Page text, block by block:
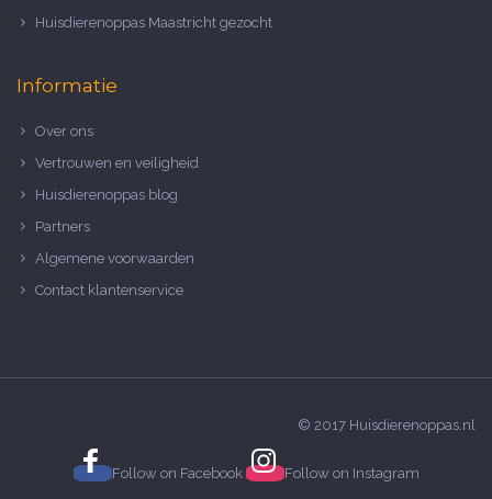
Huisdierenoppas Maastricht gezocht
Informatie
Over ons
Vertrouwen en veiligheid
Huisdierenoppas blog
Partners
Algemene voorwaarden
Contact klantenservice
© 2017 Huisdierenoppas.nl
Follow on Facebook Follow on Instagram